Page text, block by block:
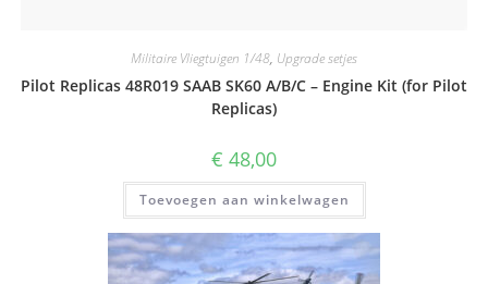
Militaire Vliegtuigen 1/48, Upgrade setjes
Pilot Replicas 48R019 SAAB SK60 A/B/C – Engine Kit (for Pilot
Replicas)
€ 48,00
Toevoegen aan winkelwagen